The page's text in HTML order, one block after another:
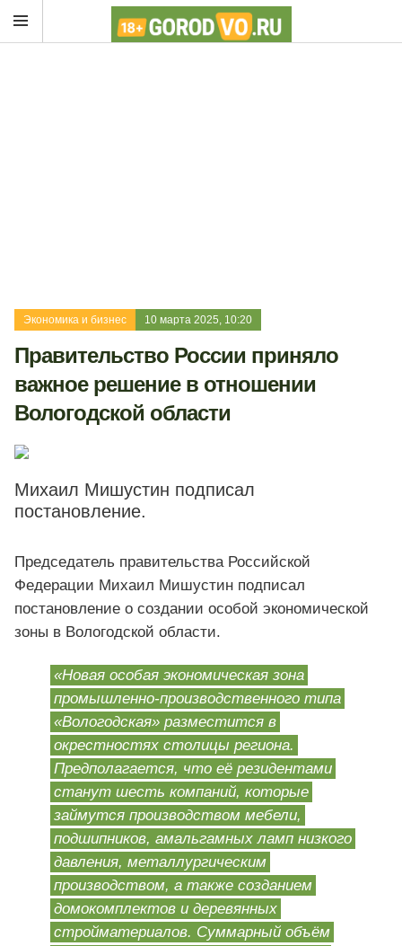
Экономика и бизнес 10 марта 2025, 10:20
Правительство России приняло
важное решение в отношении
Вологодской области
Михаил Мишустин подписал
постановление.
Председатель правительства Российской
Федерации Михаил Мишустин подписал
постановление о создании особой экономической
зоны в Вологодской области.
«Новая особая экономическая зона
промышленно-производственного типа
«Вологодская» разместится в
окрестностях столицы региона.
Предполагается, что её резидентами
станут шесть компаний, которые
займутся производством мебели,
подшипников, амальгамных ламп низкого
давления, металлургическим
производством, а также созданием
домокомплектов и деревянных
стройматериалов. Суммарный объём